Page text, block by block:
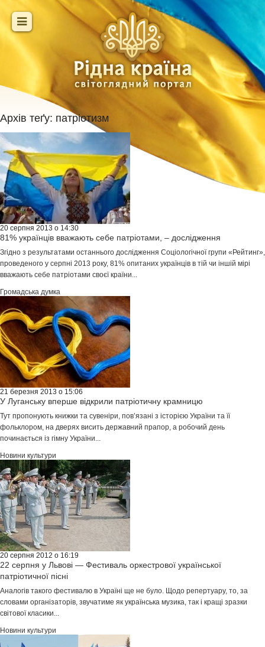
Архів теґу: патріотизм
20 серпня 2013 о 14:30
81% українців вважають себе патріотами, – дослідження
Згідно з результатами останнього дослідження Соціологічної групи «Рейтинг»,
проведеного у серпні 2013 року, 81% опитаних українців в тій чи іншій мірі
вважають себе патріотами своєї країни...
Громадська думка
21 березня 2013 о 15:06
У Луганську вперше відкрили патріотичну крамницю
Тут пропонують книжки та сувеніри, пов’язані з історією України та її
фольклором, на дверях висить державний прапор, а робочий день
починається із гімну України...
Новини культури
20 серпня 2012 о 16:19
22 серпня у Львові — Фестиваль оркестрової української
патріотичної пісні
Аналогів такого фестивалю в Україні ще не було. Щодо репертуару, то, за
словами організаторів, звучатиме як українська музика, так і кращі зразки
світової класики...
Новини культури